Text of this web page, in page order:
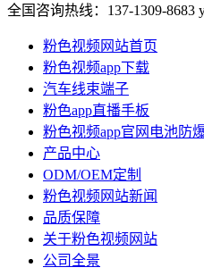
全国咨询热线： 137-1309-8683
粉色视频网站首页
粉色视频app下载
汽车线束端子
粉色app直播手板
粉色视频app官网电池防
产品中心
ODM/OEM定制
粉色视频网站新闻
品质保障
关于粉色视频网站
公司全景